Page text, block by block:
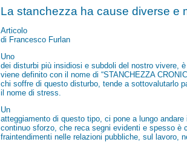
La stanchezza ha cause diverse e
Articolo
di Francesco Furlan
Uno
dei disturbi più insidiosi e subdoli del nostro vivere,
viene definito con il nome di “STANCHEZZA
chi soffre di questo disturbo, tende a sottovalutarlo
il nome di stress.
Un
atteggiamento di questo tipo, ci pone a lungo andare
continuo sforzo, che reca segni evidenti e spesso è
fraintendimenti nelle relazioni pubbliche, sul lavoro,